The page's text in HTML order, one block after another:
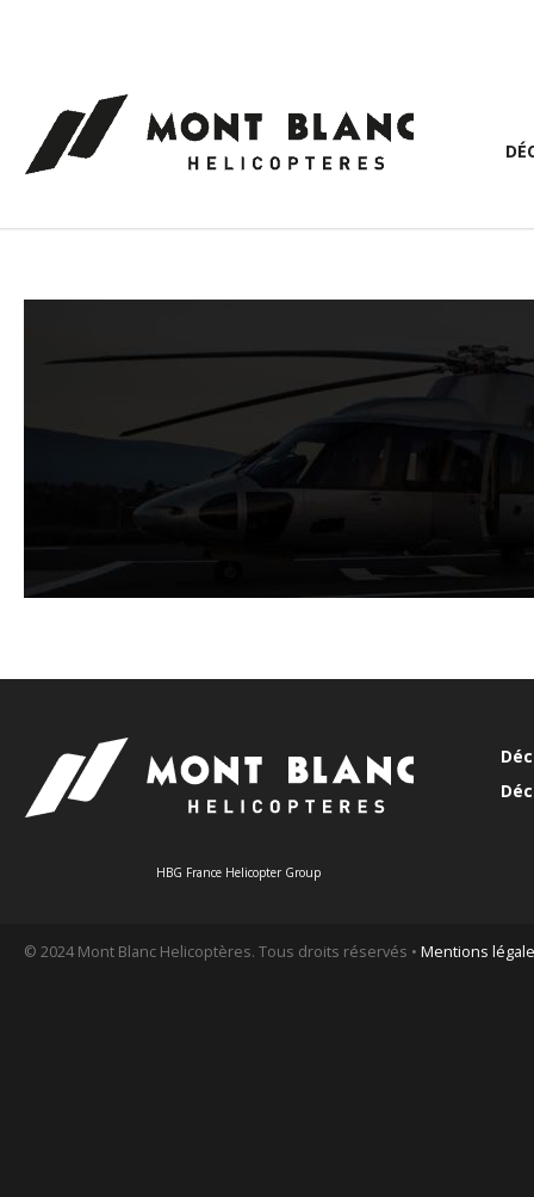
HBG France Helicopter Group
© 2024 Mont Blanc Helicoptères. Tous droits réservés • Mentions